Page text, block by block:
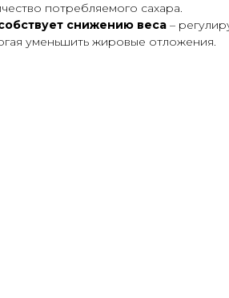
потребляемого сахара.
снижению веса –
уменьшить жировые отложения.